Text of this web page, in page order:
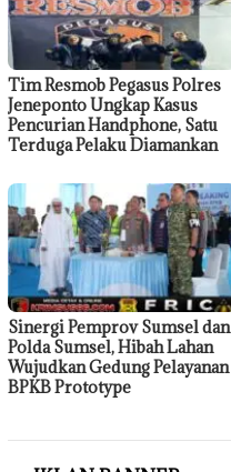
Tim Resmob Pegasus Polres
Jeneponto Ungkap Kasus
Pencurian Handphone, Satu
Terduga Pelaku Diamankan
Sinergi Pemprov Sumsel dan
Polda Sumsel, Hibah Lahan
Wujudkan Gedung Pelayanan
BPKB Prototype